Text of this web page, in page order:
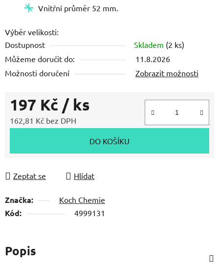
Vnitřní průměr 52 mm.
Výběr velikosti:
Dostupnost
Skladem (2 ks)
Můžeme doručit do:
11.8.2026
Možnosti doručení
Zobrazit možnosti
197 Kč / ks
162,81 Kč bez DPH
DO KOŠÍKU
Zeptat se Hlídat
Značka: Koch Chemie
Kód: 4999131
Popis